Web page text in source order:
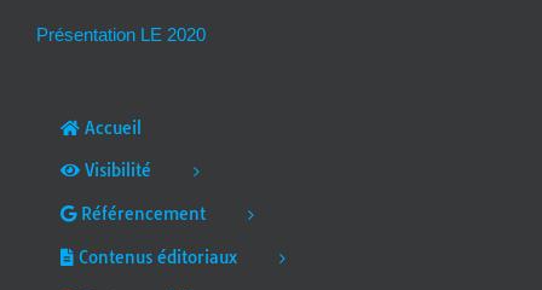
Présentation LE 2020
Accueil
Visibilité
Référencement
Contenus éditoriaux